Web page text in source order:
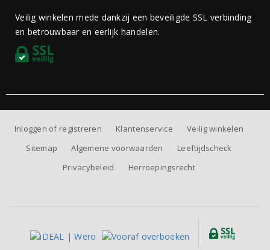
Veilig winkelen mede dankzij een beveiligde SSL verbinding
en betrouwbaar en eerlijk handelen.
Inloggen of registreren Klantenservice
Veilig winkelen
Sitemap
Algemene voorwaarden
Leeftijdscheck
Privacybeleid
Herroepingsrecht